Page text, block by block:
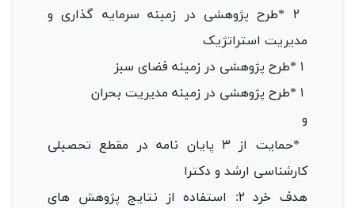
* ۲طرح پژوهشی در زمینه سرمایه گذاری و
مدیریت استراتژیک
* ۱طرح پژوهشی در زمینه فضای سبز
* ۱طرح پژوهشی در زمینه مدیریت بحران
و
*
حمایت از ۳ پایان نامه در مقطع تحصیلی
کارشناسی ارشد و دکترا
هدف خرد ۲: استفاده از نتایج پژوهش های